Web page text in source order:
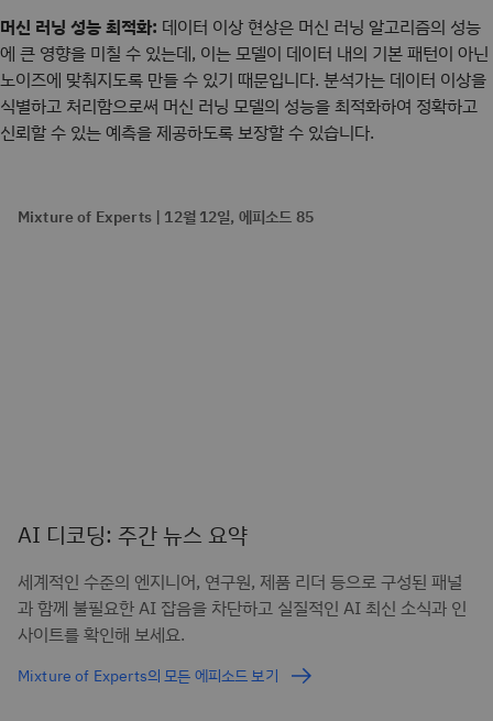
머신 러닝 성능 최적화: 데이터 이상 현상은 머신 러닝 알고리즘의 성능
에 큰 영향을 미칠 수 있는데, 이는 모델이 데이터 내의 기본 패턴이 아닌
노이즈에 맞춰지도록 만들 수 있기 때문입니다. 분석가는 데이터 이상을
식별하고 처리함으로써 머신 러닝 모델의 성능을 최적화하여 정확하고
신뢰할 수 있는 예측을 제공하도록 보장할 수 있습니다.
Mixture of Experts | 12월 12일, 에피소드 85
AI 디코딩: 주간 뉴스 요약
세계적인 수준의 엔지니어, 연구원, 제품 리더 등으로 구성된 패널
과 함께 불필요한 AI 잡음을 차단하고 실질적인 AI 최신 소식과 인
사이트를 확인해 보세요.
Mixture of Experts의 모든 에피소드 보기